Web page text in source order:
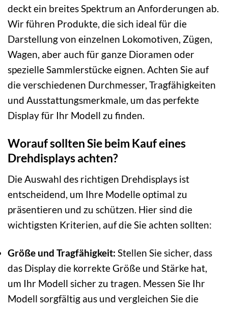
deckt ein breites Spektrum an Anforderungen ab.
Wir führen Produkte, die sich ideal für die
Darstellung von einzelnen Lokomotiven, Zügen,
Wagen, aber auch für ganze Dioramen oder
spezielle Sammlerstücke eignen. Achten Sie auf
die verschiedenen Durchmesser, Tragfähigkeiten
und Ausstattungsmerkmale, um das perfekte
Display für Ihr Modell zu finden.
Worauf sollten Sie beim Kauf eines
Drehdisplays achten?
Die Auswahl des richtigen Drehdisplays ist
entscheidend, um Ihre Modelle optimal zu
präsentieren und zu schützen. Hier sind die
wichtigsten Kriterien, auf die Sie achten sollten:
Größe und Tragfähigkeit: Stellen Sie sicher, dass
das Display die korrekte Größe und Stärke hat,
um Ihr Modell sicher zu tragen. Messen Sie Ihr
Modell sorgfältig aus und vergleichen Sie die